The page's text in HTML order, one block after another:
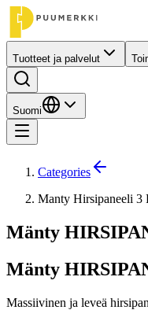
Tuotteet ja palvelut
Suomi
Categories
Manty Hirsipaneeli 3
Mänty
Mänty
Massiivinen ja leveä